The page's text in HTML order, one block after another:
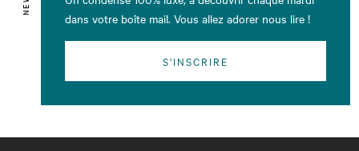
dans votre boîte mail. Vous allez adorer nous lire !
S'INSCRIRE